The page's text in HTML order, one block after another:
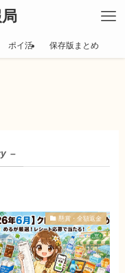
ポイ活 保存版まとめ
–
懸賞・全額返金